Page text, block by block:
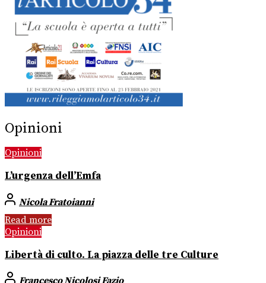
Opinioni
Opinioni
L’urgenza dell’Emfa
Nicola Fratoianni
Read more
Opinioni
Libertà di culto. La piazza delle tre Culture